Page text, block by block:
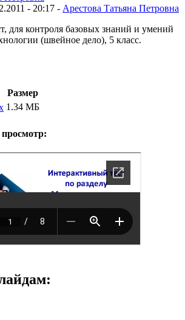
- 20:17 - Арестова Татьяна Петровна
для контроля базовых знаний и умений
(швейное дело), 5 класс.
Размер
1.34 МБ